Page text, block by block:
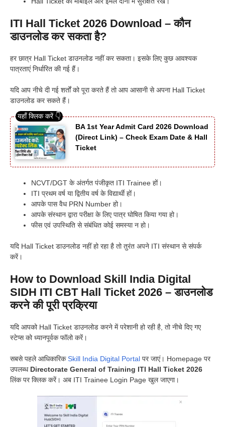
ITI Hall Ticket 2026 Download – कौन
डाउनलोड कर सकता है?
हर छात्र Hall Ticket डाउनलोड नहीं कर सकता। इसके लिए कुछ आवश्यक
पात्रताएं निर्धारित की गई हैं।
यदि आप नीचे दी गई शर्तों को पूरा करते हैं तो आप आसानी से अपना Hall Ticket
डाउनलोड कर सकते हैं।
BA 1st Year Admit Card 2026 Download
(Direct Link) – Check Exam Date & Hall
Ticket
NCVT/DGT के अंतर्गत पंजीकृत ITI Trainee हों।
ITI प्रथम वर्ष या द्वितीय वर्ष के विद्यार्थी हों।
आपके पास वैध PRN Number हो।
आपके संस्थान द्वारा परीक्षा के लिए पात्र घोषित किया गया हो।
फीस एवं उपस्थिति से संबंधित कोई समस्या न हो।
यदि Hall Ticket डाउनलोड नहीं हो रहा है तो तुरंत अपने ITI संस्थान से संपर्क
करें।
How to Download Skill India Digital
SIDH ITI CBT Hall Ticket 2026 – डाउनलोड
करने की पूरी प्रक्रिया
यदि आपको Hall Ticket डाउनलोड करने में परेशानी हो रही है, तो नीचे दिए गए
स्टेप्स को ध्यानपूर्वक फॉलो करें।
सबसे पहले आधिकारिकSkill India Digital Portal पर जाएं। Homepage पर
उपलब्ध Directorate General of Training ITI Hall Ticket 2026
लिंक पर क्लिक करें। अब ITI Trainee Login Page खुल जाएगा।